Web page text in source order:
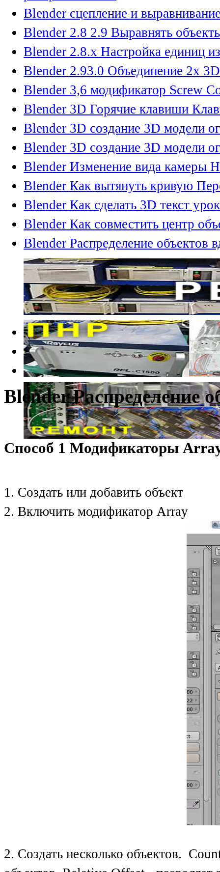
Blender сцепление и
Blender 2.8 2.9 Выравнять
Blender 2.8.х Настройка единиц
Blender 2.93.0 Объединение 2х
Blender 3,6 модификатор Screw
Blender 3D Горячие клавиши
Blender 3D создание 3D модели
Blender 3D создание 3D модели
Blender Изменение вида камеры
Blender Как вытянуть кривую
Blender Как сделать 3D текст урок
Blender Как совместить центр
Blender Распределение объектов
Blender Распределение
Способ 1 Модификаторы
1. Создать или добавить объект
2. Включить модификатор Array
2. Создать несколько объектов.